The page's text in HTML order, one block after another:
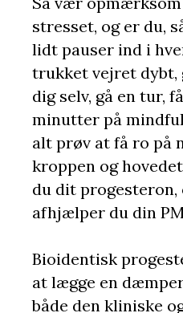
stresset, og er du,
lidt pauser ind i
trukket vejret
dig selv, gå en tur,
minutter på
alt prøv at få ro på
kroppen og
du dit progesteron,
afhjælper du din
Bioidentisk
at lægge en
både den kliniske